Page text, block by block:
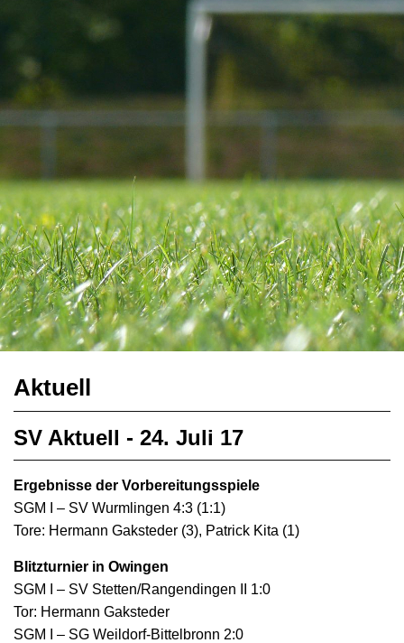
Aktuell
SV Aktuell - 24. Juli 17
Ergebnisse der Vorbereitungsspiele
SGM I – SV Wurmlingen 4:3 (1:1)
Tore: Hermann Gaksteder (3), Patrick Kita (1)
Blitzturnier in Owingen
SGM I – SV Stetten/Rangendingen II 1:0
Tor: Hermann Gaksteder
SGM I – SG Weildorf-Bittelbronn 2:0